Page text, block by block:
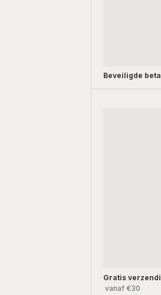
Beveiligde
Gratis
vanaf €30